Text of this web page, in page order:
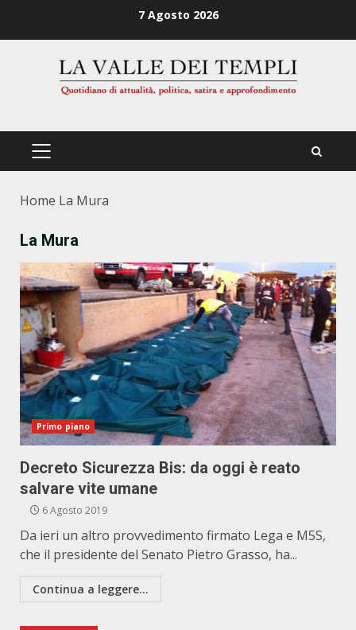
7 Agosto 2026
PRIMÄRES
Home La Mura
La Mura
Primo piano
Decreto Sicurezza Bis: da oggi è reato
salvare vite umane
6 Agosto 2019
Da ieri un altro provvedimento firmato Lega e M5S,
che il presidente del Senato Pietro Grasso, ha...
Continua a leggere...